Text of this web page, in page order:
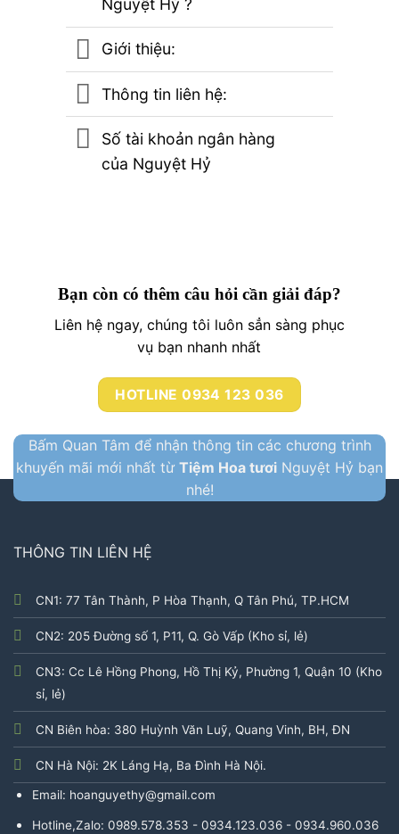
Nguyệt Hỷ ?
Giới thiệu:
Thông tin liên hệ:
Số tài khoản ngân hàng
của Nguyệt Hỷ
Bạn còn có thêm câu hỏi cần giải đáp?
Liên hệ ngay, chúng tôi luôn sẳn sàng phục
vụ bạn nhanh nhất
HOTLINE 0934 123 036
Bấm Quan Tâm để nhận thông tin các chương trình
khuyến mãi mới nhất từ Tiệm Hoa tươi Nguyệt Hỷ bạn
nhé!
THÔNG TIN LIÊN HỆ
CN1: 77 Tân Thành, P Hòa Thạnh, Q Tân Phú, TP.HCM
CN2: 205 Đường số 1, P11, Q. Gò Vấp (Kho sỉ, lẻ)
CN3: Cc Lê Hồng Phong, Hồ Thị Kỷ, Phường 1, Quận 10 (Kho
sỉ, lẻ)
CN Biên hòa: 380 Huỳnh Văn Luỹ, Quang Vinh, BH, ĐN
CN Hà Nội: 2K Láng Hạ, Ba Đình Hà Nội.
Email: hoanguyethy@gmail.com
Hotline,Zalo: 0989.578.353 - 0934.123.036 - 0934.960.036